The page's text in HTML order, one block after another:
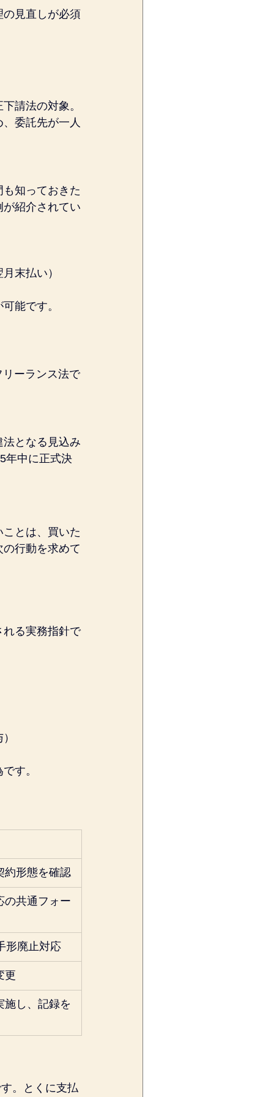
見直しが必須
請法の対象。
委託先が一人
知っておきた
紹介されてい
末払い）
能です。
ーランス法で
となる見込み
年中に正式決
とは、買いた
行動を求めて
る実務指針で
す。
約形態を確認
の共通フォー
形廃止対応
更
施し、記録を
。とくに支払